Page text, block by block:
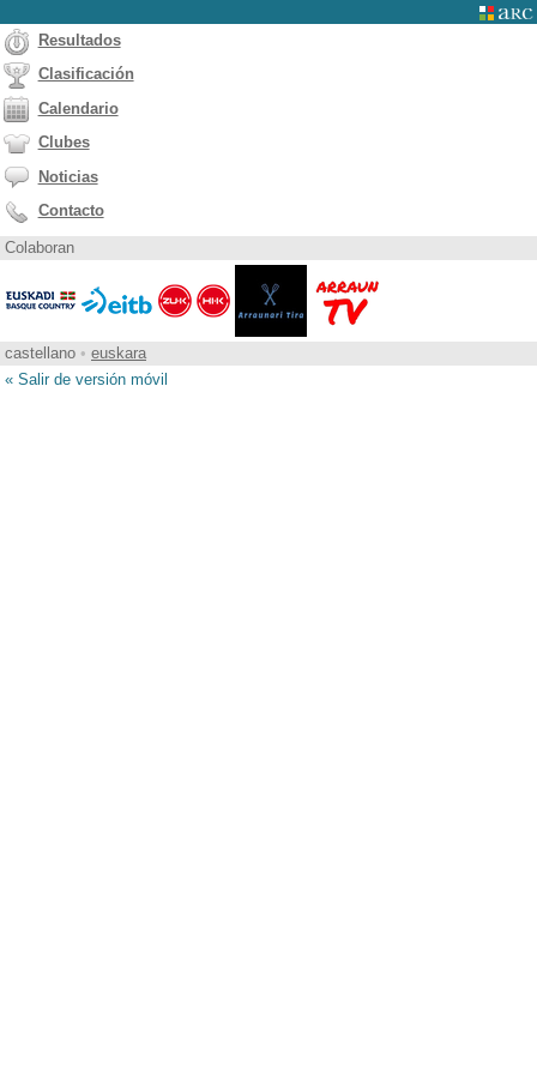
Resultados
Clasificación
Calendario
Clubes
Noticias
Contacto
Colaboran
castellano • euskara
« Salir de versión móvil